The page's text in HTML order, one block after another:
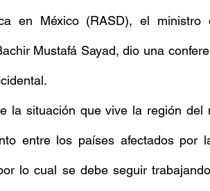
en México (RASD), el
Mustafá Sayad, dio una
la situación que vive la región
entre los países afectados por
lo cual se debe seguir